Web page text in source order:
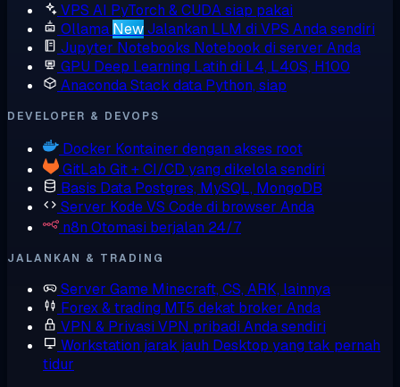
VPS AI PyTorch & CUDA siap pakai
Ollama NewJalankan LLM di VPS Anda sendiri
Jupyter Notebooks Notebook di server Anda
GPU Deep Learning Latih di L4, L40S, H100
AnacondaStack data Python, siap
DEVELOPER & DEVOPS
Docker Kontainer dengan akses root
GitLab Git + CI/CD yang dikelola sendiri
Basis Data Postgres, MySQL, MongoDB
Server KodeVS Code di browser Anda
n8n Otomasi berjalan 24/7
JALANKAN & TRADING
Server Game Minecraft, CS, ARK, lainnya
Forex & trading MT5 dekat broker Anda
VPN & Privasi VPN pribadi Anda sendiri
Workstation jarak jauh Desktop yang tak pernah
tidur